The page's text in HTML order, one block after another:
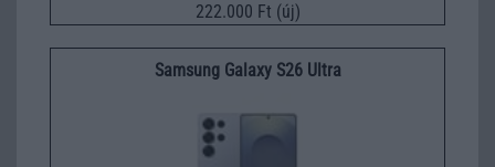
222.000 Ft (új)
Samsung Galaxy S26 Ultra